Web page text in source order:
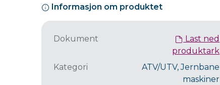
Informasjon om produktet
Dokument
Last ned
produktark
Kategori
ATV/UTV, Jernbane
maskiner